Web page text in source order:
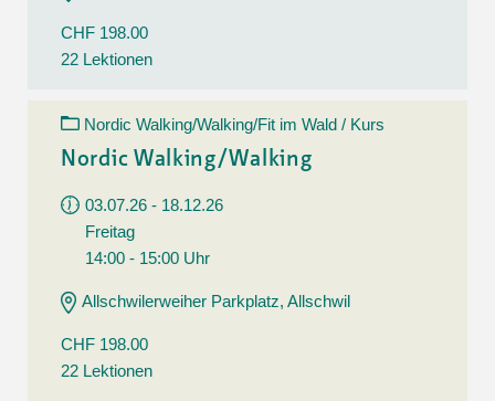
CHF 198.00
22 Lektionen
Nordic Walking/Walking/Fit im Wald / Kurs
Nordic Walking/Walking
03.07.26 - 18.12.26
Freitag
14:00 - 15:00 Uhr
Allschwilerweiher Parkplatz, Allschwil
CHF 198.00
22 Lektionen